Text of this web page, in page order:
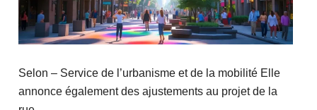
Selon – Service de l’urbanisme et de la mobilité Elle
annonce également des ajustements au projet de la